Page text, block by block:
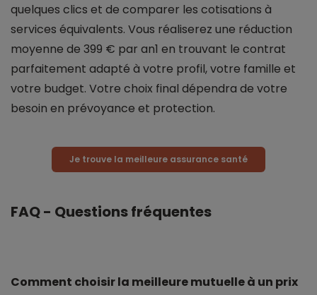
quelques clics et de comparer les cotisations à
services équivalents. Vous réaliserez une réduction
moyenne de 399 € par an1 en trouvant le contrat
parfaitement adapté à votre profil, votre famille et
votre budget. Votre choix final dépendra de votre
besoin en prévoyance et protection.
Je trouve la meilleure assurance santé
FAQ - Questions fréquentes
Comment choisir la meilleure mutuelle à un prix